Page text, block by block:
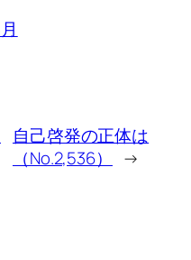
自己啓発の正体は
（No.2,536）
→